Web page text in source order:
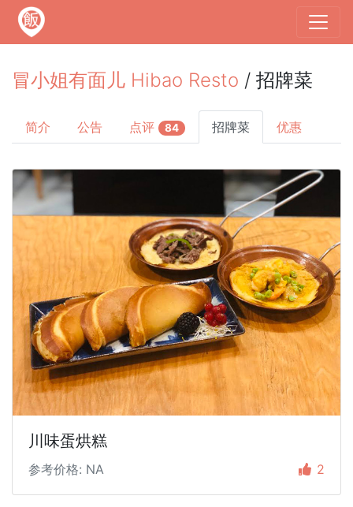
冒小姐有面儿 Hibao Resto / 招牌菜
简介 公告 点评 84 招牌菜 优惠
川味蛋烘糕
参考价格: NA 2